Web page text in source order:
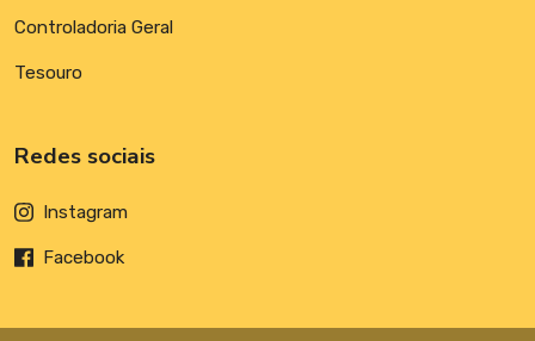
Controladoria Geral
Tesouro
Redes sociais
Instagram
Facebook